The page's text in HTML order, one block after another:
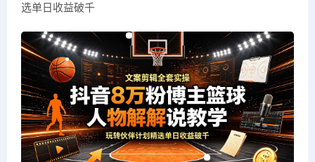
选单日收益破千